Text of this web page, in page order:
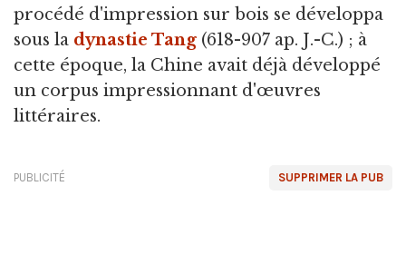
procédé d'impression sur bois se développa
sous la dynastie Tang (618-907 ap. J.-C.) ; à
cette époque, la Chine avait déjà développé
un corpus impressionnant d'œuvres
littéraires.
SUPPRIMER LA PUB
PUBLICITÉ